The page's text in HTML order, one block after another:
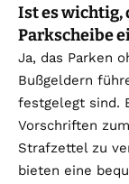
Ist es wichtig,
Parkscheibe
Ja, das Parken
Bußgeldern
festgelegt sind.
Vorschriften
Strafzettel zu
bieten eine